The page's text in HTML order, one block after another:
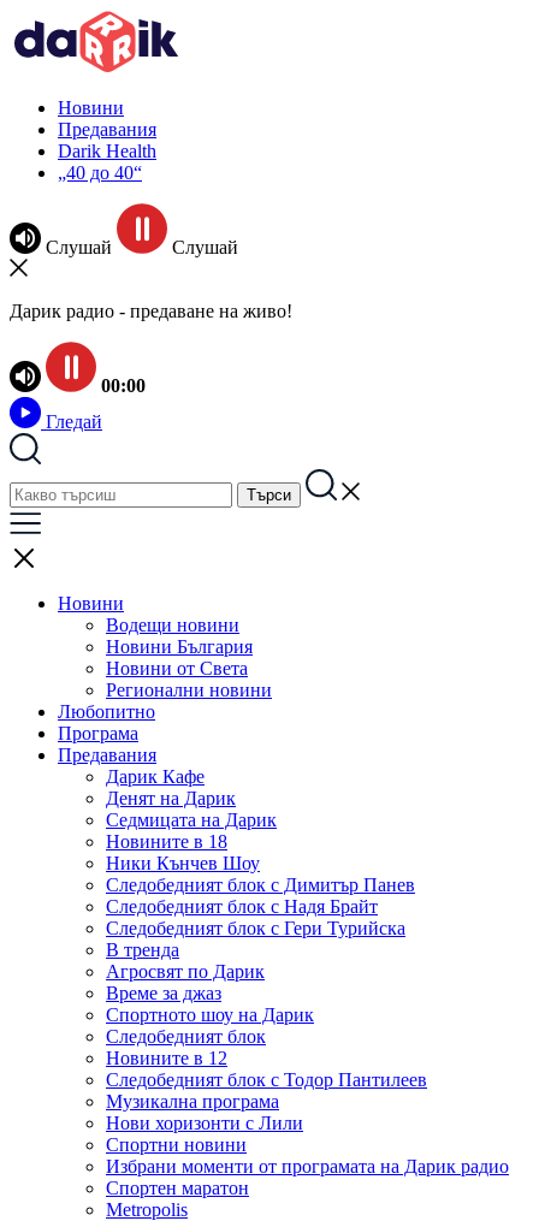
Новини
Предавания
Darik Health
„40 до 40“
Слушай Слушай
Дарик радио - предаване на живо!
00:00
Гледай
Новини
Водещи новини
Новини България
Новини от Света
Регионални новини
Любопитно
Програма
Предавания
Дарик Кафе
Денят на Дарик
Седмицата на Дарик
Новините в 18
Ники Кънчев Шоу
Следобедният блок с Димитър Панев
Следобедният блок с Надя Брайт
Следобедният блок с Гери Турийска
В тренда
Агросвят по Дарик
Време за джаз
Спортното шоу на Дарик
Следобедният блок
Новините в 12
Следобедният блок с Тодор Пантилеев
Музикална програма
Нови хоризонти с Лили
Спортни новини
Избрани моменти от програмата на Дарик радио
Спортен маратон
Metropolis